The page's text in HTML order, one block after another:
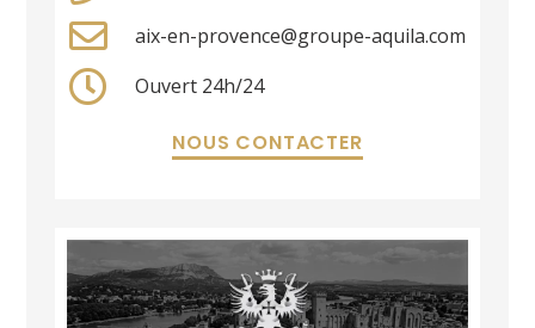
aix-en-provence@groupe-aquila.com
Ouvert 24h/24
NOUS CONTACTER